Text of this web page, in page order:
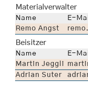
Materialverwalter
Name
E-
Remo Angst
Beisitzer
Name
E-
Martin Jeggli
Adrian Suter